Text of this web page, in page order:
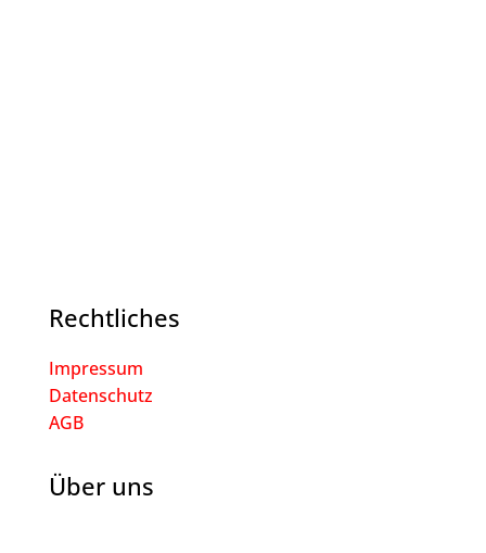
Rechtliches
Impressum
Datenschutz
AGB
Über uns